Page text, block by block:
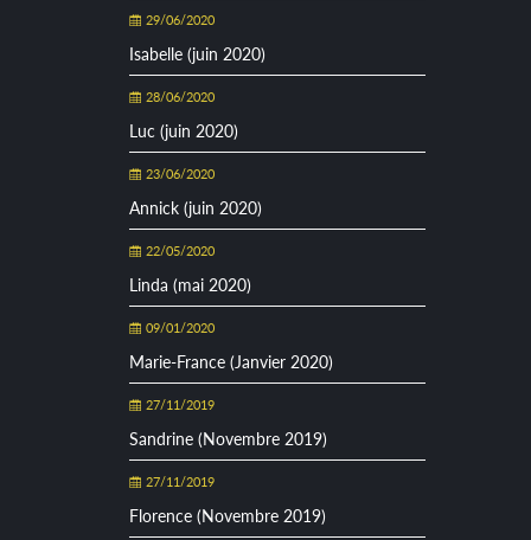
29/06/2020
Isabelle (juin 2020)
28/06/2020
Luc (juin 2020)
23/06/2020
Annick (juin 2020)
22/05/2020
Linda (mai 2020)
09/01/2020
Marie-France (Janvier 2020)
27/11/2019
Sandrine (Novembre 2019)
27/11/2019
Florence (Novembre 2019)